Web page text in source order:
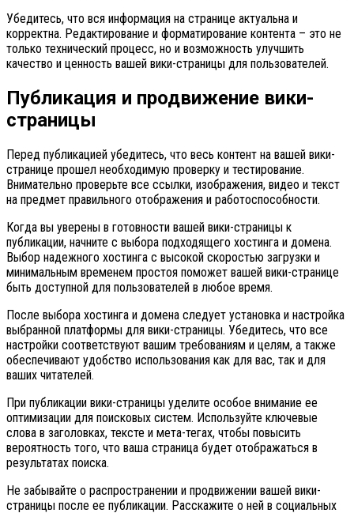
Убедитесь, что вся информация на странице актуальна и
корректна. Редактирование и форматирование контента – это не
только технический процесс, но и возможность улучшить
качество и ценность вашей вики-страницы для пользователей.
Публикация и продвижение вики-
страницы
Перед публикацией убедитесь, что весь контент на вашей вики-
странице прошел необходимую проверку и тестирование.
Внимательно проверьте все ссылки, изображения, видео и текст
на предмет правильного отображения и работоспособности.
Когда вы уверены в готовности вашей вики-страницы к
публикации, начните с выбора подходящего хостинга и домена.
Выбор надежного хостинга с высокой скоростью загрузки и
минимальным временем простоя поможет вашей вики-странице
быть доступной для пользователей в любое время.
После выбора хостинга и домена следует установка и настройка
выбранной платформы для вики-страницы. Убедитесь, что все
настройки соответствуют вашим требованиям и целям, а также
обеспечивают удобство использования как для вас, так и для
ваших читателей.
При публикации вики-страницы уделите особое внимание ее
оптимизации для поисковых систем. Используйте ключевые
слова в заголовках, тексте и мета-тегах, чтобы повысить
вероятность того, что ваша страница будет отображаться в
результатах поиска.
Не забывайте о распространении и продвижении вашей вики-
страницы после ее публикации. Расскажите о ней в социальных